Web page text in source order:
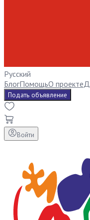
Русский
БлогПомощьО проекте
Подать объявление
Войти